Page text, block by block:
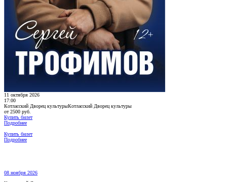
11 октября 2026
17:00
Котласский Дворец культурыКотласский Дворец культуры
от 2500 руб.
Купить билет
Подробнее
Купить билет
Подробнее
08 ноября 2026